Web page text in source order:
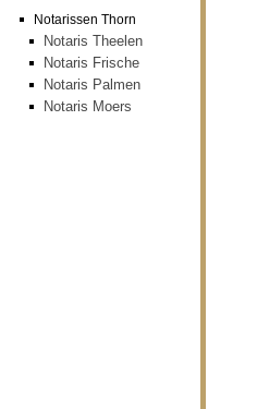
Notarissen Thorn
Notaris Theelen
Notaris Frische
Notaris Palmen
Notaris Moers